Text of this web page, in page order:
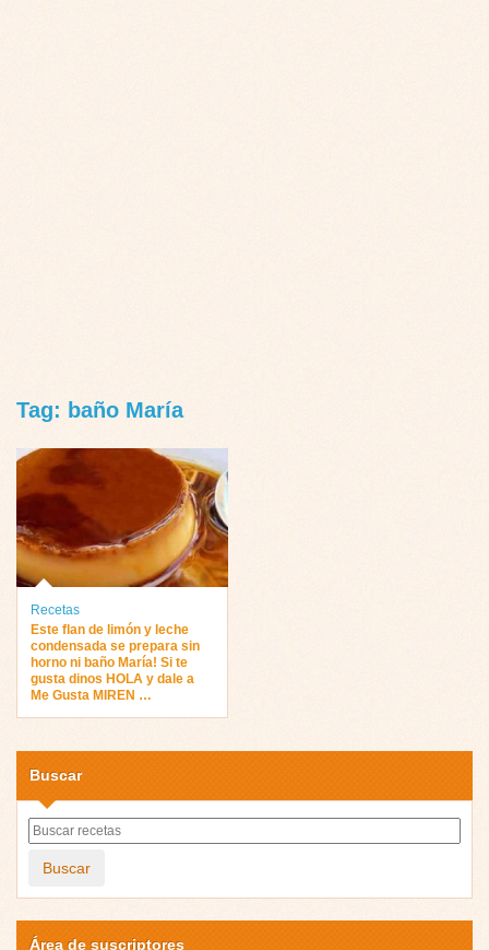
Tag: baño María
Recetas
Este flan de limón y leche
condensada se prepara sin
horno ni baño María! Si te
gusta dinos HOLA y dale a
Me Gusta MIREN …
Buscar
Buscar
Área de suscriptores